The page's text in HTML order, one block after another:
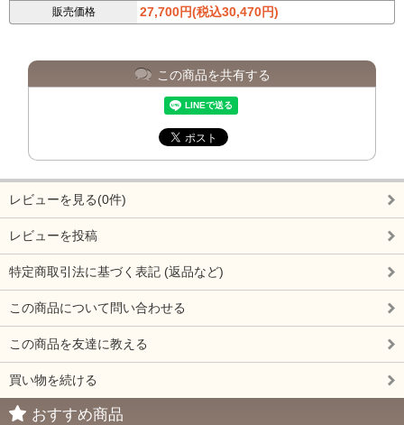
販売価格 27,700円(税込30,470円)
この商品を共有する
レビューを見る(0件)
レビューを投稿
特定商取引法に基づく表記 (返品など)
この商品について問い合わせる
この商品を友達に教える
買い物を続ける
おすすめ商品